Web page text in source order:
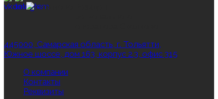
445000, Самарская область, г. Тольятти,
Южное шоссе, дом 163, корпус 2.3, офис 315
О компании
Контакты
Реквизиты